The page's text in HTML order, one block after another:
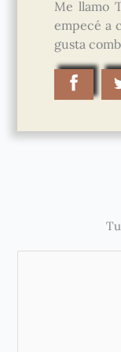
Me llamo
empecé a
gusta